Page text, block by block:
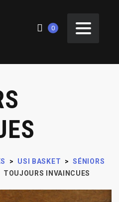
0
> USI BASKET > SÉNIORS
TOUJOURS INVAINCUES